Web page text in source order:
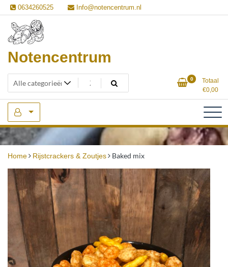
naar
inhoud
0634260525 Info@notencentrum.nl
Notencentrum
0
Totaal
€0,00
Home Rijstcrackers & Zoutjes Baked mix